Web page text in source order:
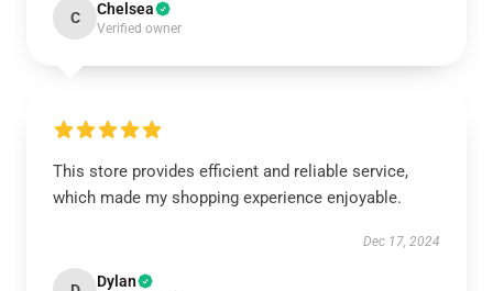
C Chelsea
Verified owner
This store provides efficient and reliable service,
which made my shopping experience enjoyable.
Dec 17, 2024
Dylan